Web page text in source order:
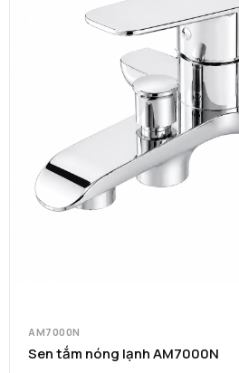
AM7000N
Sen tắm nóng lạnh AM7000N